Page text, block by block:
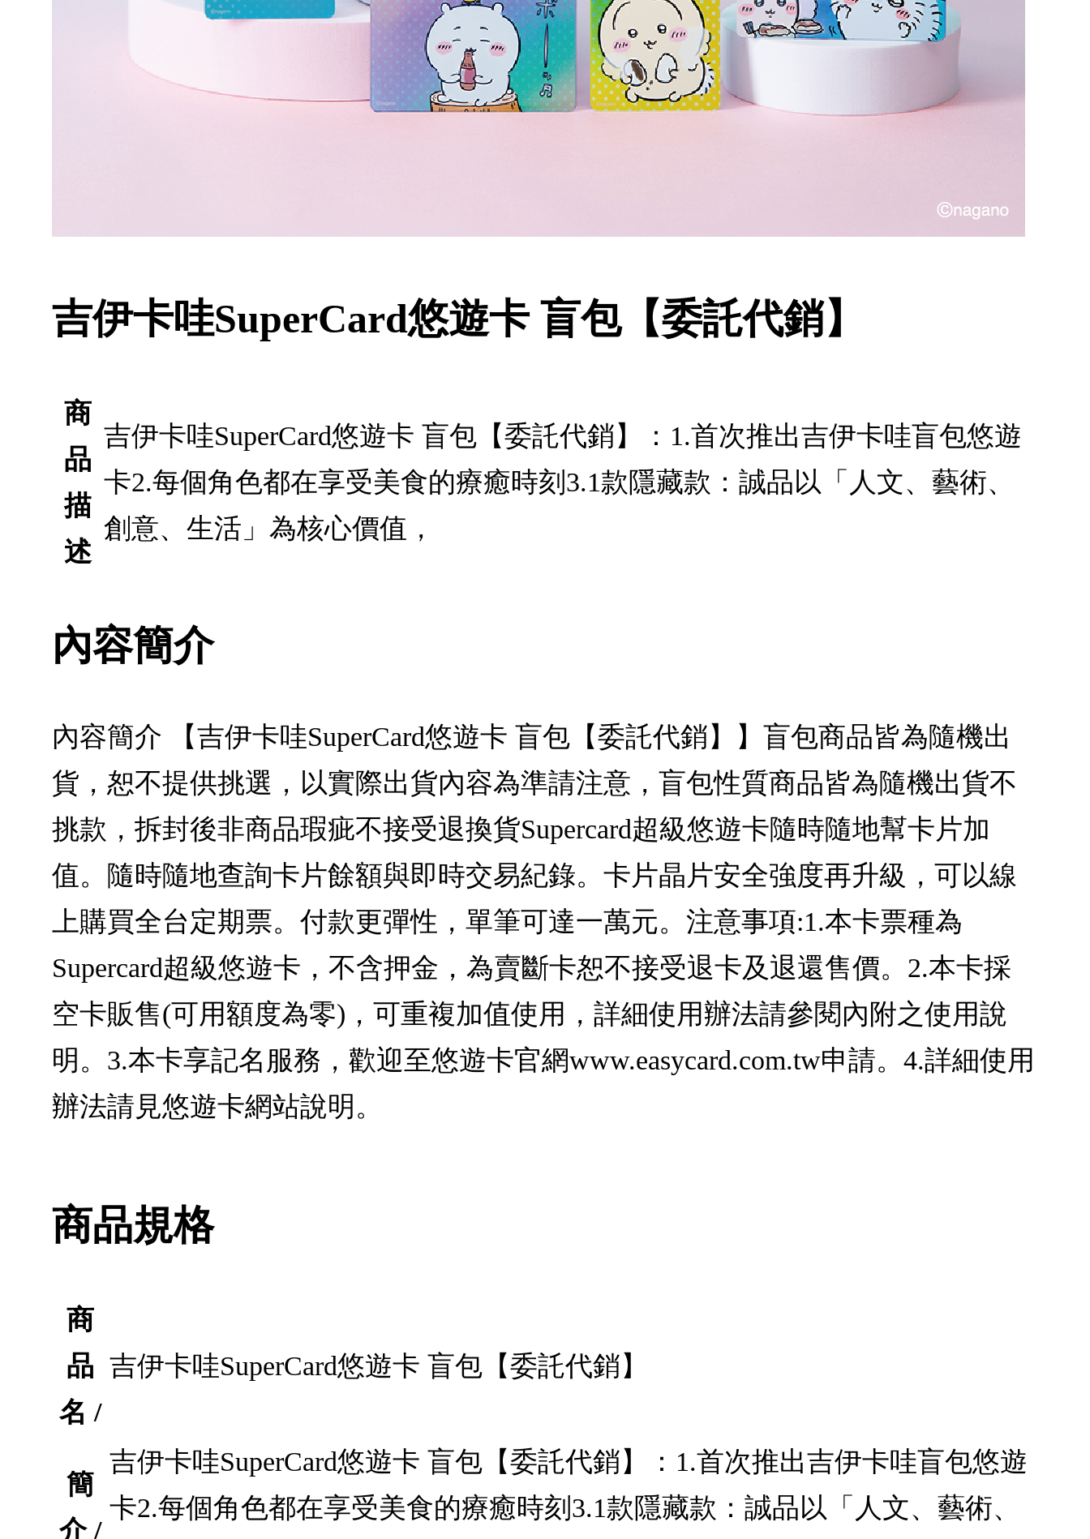
吉伊卡哇SuperCard悠遊卡 盲包【委託代銷】
商
品
描
述
吉伊卡哇SuperCard悠遊卡 盲包【委託代銷】：1.首次推出吉伊卡哇盲包悠遊
卡2.每個角色都在享受美食的療癒時刻3.1款隱藏款：誠品以「人文、藝術、
創意、生活」為核心價值，
內容簡介
內容簡介 【吉伊卡哇SuperCard悠遊卡 盲包【委託代銷】】盲包商品皆為隨機出
貨，恕不提供挑選，以實際出貨內容為準請注意，盲包性質商品皆為隨機出貨不
挑款，拆封後非商品瑕疵不接受退換貨Supercard超級悠遊卡隨時隨地幫卡片加
值。隨時隨地查詢卡片餘額與即時交易紀錄。卡片晶片安全強度再升級，可以線
上購買全台定期票。付款更彈性，單筆可達一萬元。注意事項:1.本卡票種為
Supercard超級悠遊卡，不含押金，為賣斷卡恕不接受退卡及退還售價。2.本卡採
空卡販售(可用額度為零)，可重複加值使用，詳細使用辦法請參閱內附之使用說
明。3.本卡享記名服務，歡迎至悠遊卡官網www.easycard.com.tw申請。4.詳細使用
辦法請見悠遊卡網站說明。
商品規格
商
品
名 /
吉伊卡哇SuperCard悠遊卡 盲包【委託代銷】
簡
介 /
吉伊卡哇SuperCard悠遊卡 盲包【委託代銷】：1.首次推出吉伊卡哇盲包悠遊
卡2.每個角色都在享受美食的療癒時刻3.1款隱藏款：誠品以「人文、藝術、